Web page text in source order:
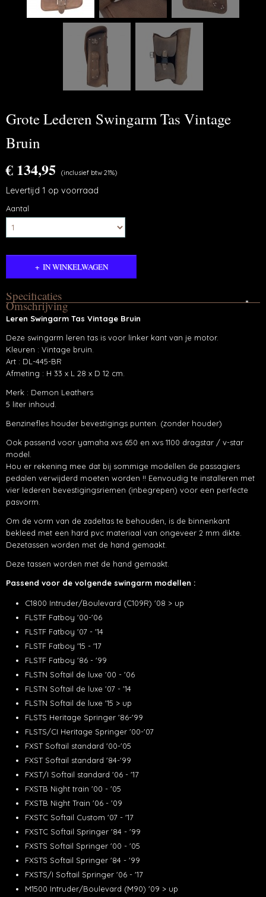
Grote Lederen Swingarm Tas Vintage
Bruin
€ 134,95 (inclusief btw 21%)
Levertijd 1 op voorraad
Aantal
IN WINKELWAGEN
Specificaties
Productcode
S445-BR
Omschrijving
Leren Swingarm Tas Vintage Bruin
Deze swingarm leren tas is voor linker kant van je motor.
Kleuren : Vintage bruin.
Art : DL-445-BR
Afmeting : H 33 x L 28 x D 12 cm.
Merk : Demon Leathers
5 liter inhoud.
Benzinefles houder bevestigings punten. (zonder houder)
Ook passend voor yamaha xvs 650 en xvs 1100 dragstar / v-star
model.
Hou er rekening mee dat bij sommige modellen de passagiers
pedalen verwijderd moeten worden !! Eenvoudig te installeren met
vier lederen bevestigingsriemen (inbegrepen) voor een perfecte
pasvorm.
Om de vorm van de zadeltas te behouden, is de binnenkant
bekleed met een hard pvc materiaal van ongeveer 2 mm dikte.
Dezetassen worden met de hand gemaakt.
Deze tassen worden met de hand gemaakt.
Passend voor de volgende swingarm modellen :
C1800 Intruder/Boulevard (C109R) '08 > up
FLSTF Fatboy '00-'06
FLSTF Fatboy '07 - '14
FLSTF Fatboy '15 - '17
FLSTF Fatboy '86 - '99
FLSTN Softail de luxe '00 - '06
FLSTN Softail de luxe '07 - '14
FLSTN Softail de luxe '15 > up
FLSTS Heritage Springer '86-'99
FLSTS/CI Heritage Springer '00-'07
FXST Softail standard '00-'05
FXST Softail standard '84-'99
FXST/I Softail standard '06 - '17
FXSTB Night train '00 - '05
FXSTB Night Train '06 - '09
FXSTC Softail Custom '07 - '17
FXSTC Softail Springer '84 - '99
FXSTS Softail Springer '00 - '05
FXSTS Softail Springer '84 - '99
FXSTS/I Softail Springer '06 - '17
M1500 Intruder/Boulevard (M90) '09 > up